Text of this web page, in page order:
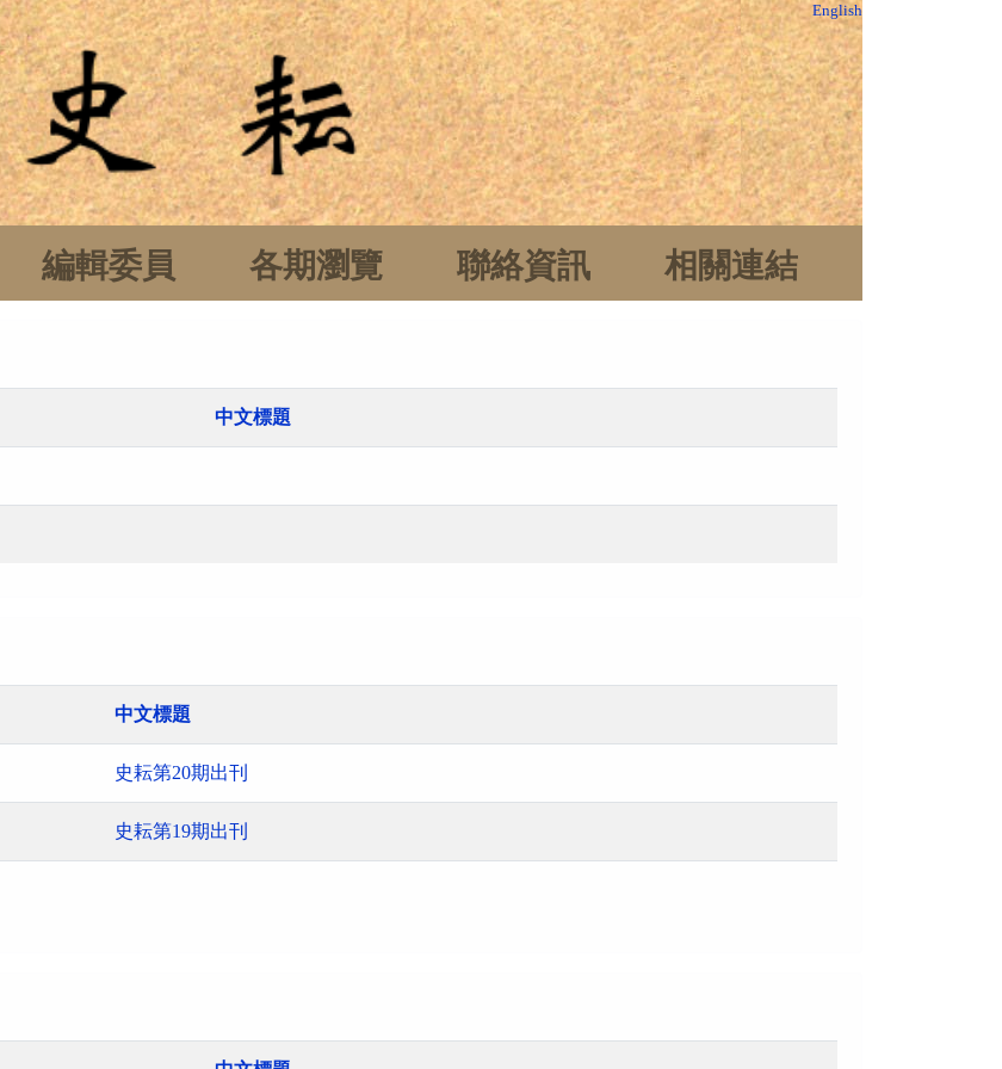
English
編輯委員 各期瀏覽 聯絡資訊 相關連結
中文標題
中文標題
史耘第20期出刊
史耘第19期出刊